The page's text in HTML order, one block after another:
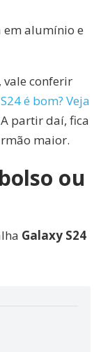
alumínio e
vale conferir
é bom? Veja
partir daí, fica
maior.
ou
Galaxy S24